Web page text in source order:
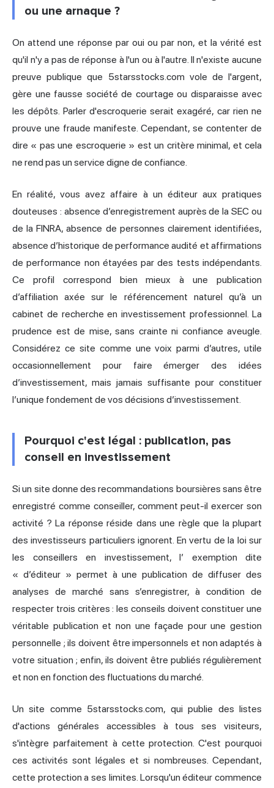
ou une arnaque ?
On attend une réponse par oui ou par non, et la vérité est
qu'il n'y a pas de réponse à l'un ou à l'autre. Il n'existe aucune
preuve publique que 5starsstocks.com vole de l'argent,
gère une fausse société de courtage ou disparaisse avec
les dépôts. Parler d'escroquerie serait exagéré, car rien ne
prouve une fraude manifeste. Cependant, se contenter de
dire « pas une escroquerie » est un critère minimal, et cela
ne rend pas un service digne de confiance.
En réalité, vous avez affaire à un éditeur aux pratiques
douteuses : absence d’enregistrement auprès de la SEC ou
de la FINRA, absence de personnes clairement identifiées,
absence d’historique de performance audité et affirmations
de performance non étayées par des tests indépendants.
Ce profil correspond bien mieux à une publication
d’affiliation axée sur le référencement naturel qu’à un
cabinet de recherche en investissement professionnel. La
prudence est de mise, sans crainte ni confiance aveugle.
Considérez ce site comme une voix parmi d’autres, utile
occasionnellement pour faire émerger des idées
d’investissement, mais jamais suffisante pour constituer
l’unique fondement de vos décisions d’investissement.
Pourquoi c'est légal : publication, pas
conseil en investissement
Si un site donne des recommandations boursières sans être
enregistré comme conseiller, comment peut-il exercer son
activité ? La réponse réside dans une règle que la plupart
des investisseurs particuliers ignorent. En vertu de la loi sur
les conseillers en investissement, l’ exemption dite
« d’éditeur » permet à une publication de diffuser des
analyses de marché sans s’enregistrer, à condition de
respecter trois critères : les conseils doivent constituer une
véritable publication et non une façade pour une gestion
personnelle ; ils doivent être impersonnels et non adaptés à
votre situation ; enfin, ils doivent être publiés régulièrement
et non en fonction des fluctuations du marché.
Un site comme 5starsstocks.com, qui publie des listes
d'actions générales accessibles à tous ses visiteurs,
s'intègre parfaitement à cette protection. C'est pourquoi
ces activités sont légales et si nombreuses. Cependant,
cette protection a ses limites. Lorsqu'un éditeur commence